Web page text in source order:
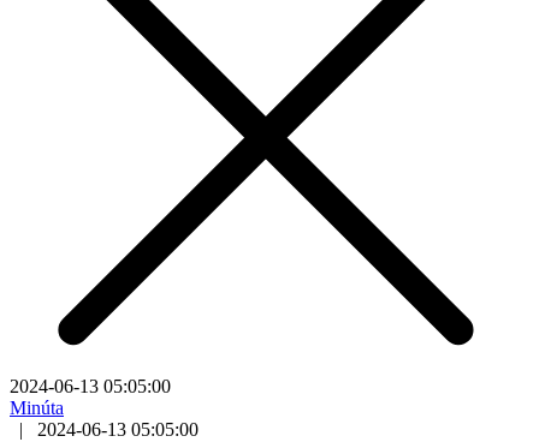
2024-06-13 05:05:00
Minúta
|
2024-06-13 05:05:00